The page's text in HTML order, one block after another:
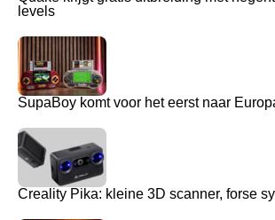
levels
SupaBoy komt voor het eerst naar
Creality Pika: kleine 3D scanner, forse